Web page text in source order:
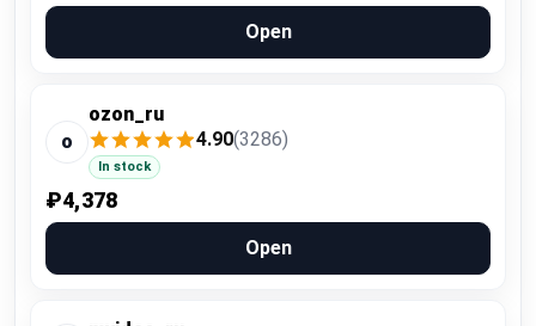
Open
o
ozon_ru
4.90(3286)
In stock
₽4,378
Open